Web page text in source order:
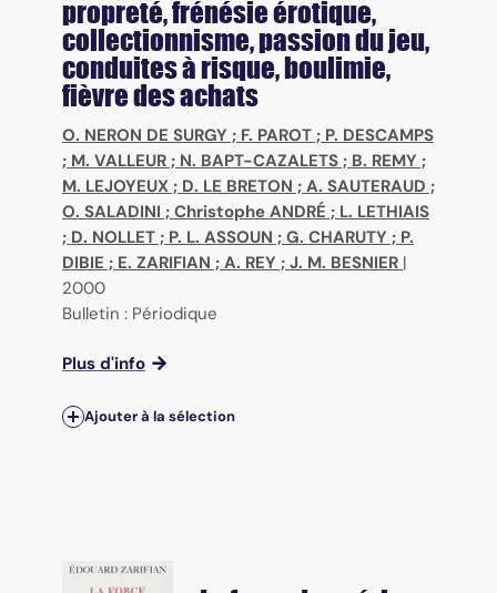
propreté, frénésie érotique,
collectionnisme, passion du jeu,
conduites à risque, boulimie,
fièvre des achats
O. NERON DE SURGY ; F. PAROT ; P. DESCAMPS
; M. VALLEUR ; N. BAPT-CAZALETS ; B. REMY ;
M. LEJOYEUX ; D. LE BRETON ; A. SAUTERAUD ;
O. SALADINI ; Christophe ANDRÉ ; L. LETHIAIS
; D. NOLLET ; P. L. ASSOUN ; G. CHARUTY ; P.
DIBIE ; E. ZARIFIAN ; A. REY ; J. M. BESNIER |
2000
Bulletin : Périodique
Plus d'info
Ajouter à la sélection